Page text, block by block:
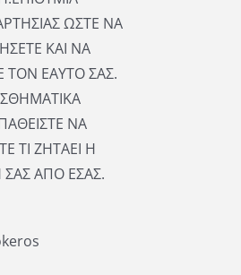
ΩΣΤΕ ΝΑ
ΚΑΙ ΝΑ
ΤΟΝ ΕΑΥΤΟ ΣΑΣ.
ΝΑ
ΤΙ ΖΗΤΑΕΙ Η
ΣΑΣ ΑΠΟ ΕΣΑΣ.